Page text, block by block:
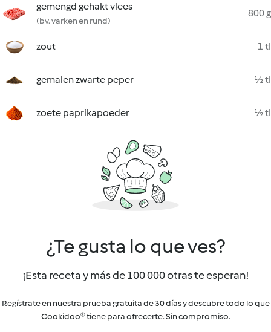
gemengd gehakt vlees
(bv. varken en rund)
800 g
zout 1 tl
gemalen zwarte peper ½ tl
zoete paprikapoeder ½ tl
¿Te gusta lo que ves?
¡Esta receta y más de 100 000 otras te esperan!
Regístrate en nuestra prueba gratuita de 30 días y descubre todo lo que
Cookidoo® tiene para ofrecerte. Sin compromiso.